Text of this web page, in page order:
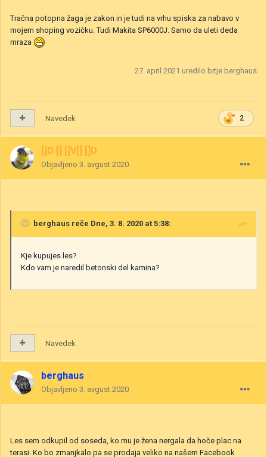
Tračna potopna žaga je zakon in je tudi na vrhu spiska za nabavo v
mojem shoping vozičku. Tudi Makita SP6000J. Samo da uleti deda
mraza
27. april 2021 uredilo bitje berghaus
2
Navedek
[]D [] []V[] []D
Objavljeno 3. avgust 2020
berghaus reče Dne, 3. 8. 2020 at 5:38:
Kje kupujes les?
Kdo vam je naredil betonski del kamina?
Navedek
berghaus
Objavljeno 3. avgust 2020
Les sem odkupil od soseda, ko mu je žena nergala da hoče plac na
terasi. Ko bo zmanjkalo pa se prodaja veliko na našem Facebook